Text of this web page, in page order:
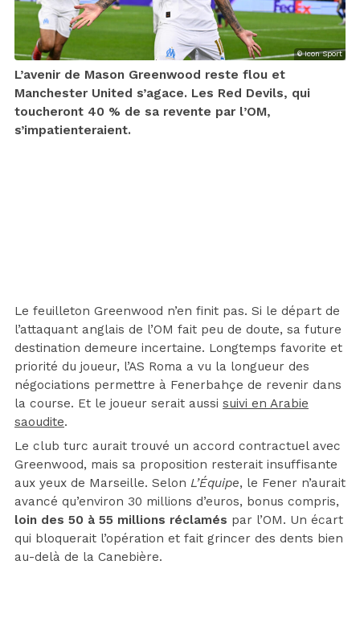
© Icon Sport
L’avenir de Mason Greenwood reste flou et
Manchester United s’agace. Les Red Devils, qui
toucheront 40 % de sa revente par l’OM,
s’impatienteraient.
Le feuilleton Greenwood n’en finit pas. Si le départ de
l’attaquant anglais de l’OM fait peu de doute, sa future
destination demeure incertaine. Longtemps favorite et
priorité du joueur, l’AS Roma a vu la longueur des
négociations permettre à Fenerbahçe de revenir dans
la course. Et le joueur serait aussi suivi en Arabie
saoudite.
Le club turc aurait trouvé un accord contractuel avec
Greenwood, mais sa proposition resterait insuffisante
aux yeux de Marseille. Selon L’Équipe, le Fener n’aurait
avancé qu’environ 30 millions d’euros, bonus compris,
loin des 50 à 55 millions réclamés par l’OM. Un écart
qui bloquerait l’opération et fait grincer des dents bien
au-delà de la Canebière.